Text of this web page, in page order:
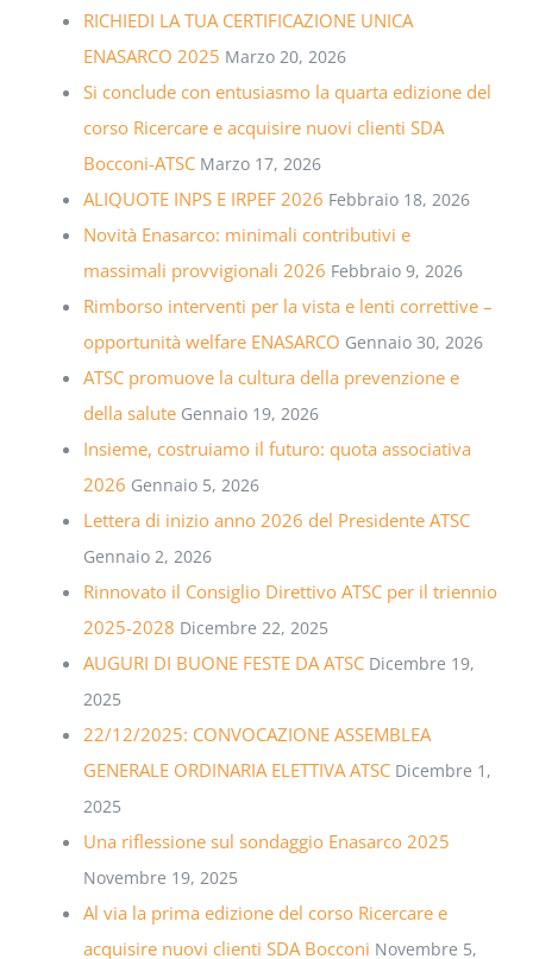
RICHIEDI LA TUA CERTIFICAZIONE UNICA
ENASARCO 2025 Marzo 20, 2026
Si conclude con entusiasmo la quarta edizione del
corso Ricercare e acquisire nuovi clienti SDA
Bocconi-ATSC Marzo 17, 2026
ALIQUOTE INPS E IRPEF 2026 Febbraio 18, 2026
Novità Enasarco: minimali contributivi e
massimali provvigionali 2026 Febbraio 9, 2026
Rimborso interventi per la vista e lenti correttive –
opportunità welfare ENASARCO Gennaio 30, 2026
ATSC promuove la cultura della prevenzione e
della salute Gennaio 19, 2026
Insieme, costruiamo il futuro: quota associativa
2026 Gennaio 5, 2026
Lettera di inizio anno 2026 del Presidente ATSC
Gennaio 2, 2026
Rinnovato il Consiglio Direttivo ATSC per il triennio
2025-2028 Dicembre 22, 2025
AUGURI DI BUONE FESTE DA ATSC Dicembre 19,
2025
22/12/2025: CONVOCAZIONE ASSEMBLEA
GENERALE ORDINARIA ELETTIVA ATSC Dicembre 1,
2025
Una riflessione sul sondaggio Enasarco 2025
Novembre 19, 2025
Al via la prima edizione del corso Ricercare e
acquisire nuovi clienti SDA Bocconi Novembre 5,